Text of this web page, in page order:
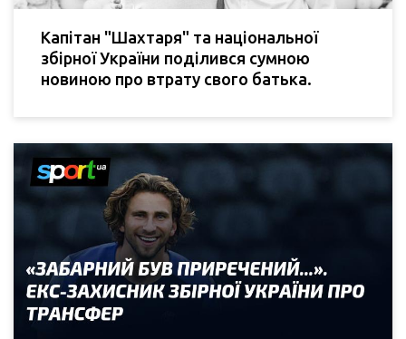
Капітан "Шахтаря" та національної
збірної України поділився сумною
новиною про втрату свого батька.